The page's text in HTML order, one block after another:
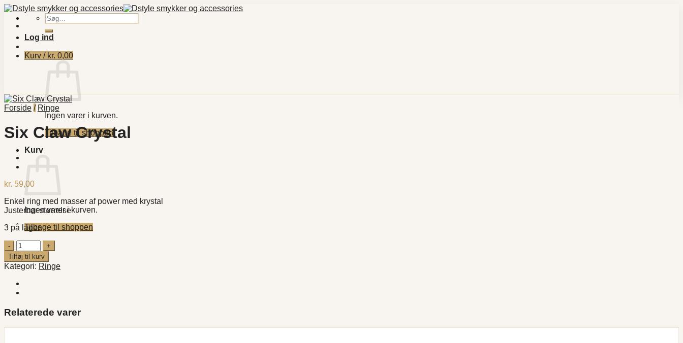
Fortsæt
indhold
Søg
efter:
Log ind
Kurv / kr. 0,00
Ingen varer i kurven.
Tilbage til shoppen
Kurv
Ingen varer i kurven.
Tilbage til shoppen
Forside / Ringe
Six Claw Crystal
kr. 59,00
Enkel ring med masser af power med krystal
Justerbar størrelse
3 på lager
Six
Claw
Crystal
antal
Tilføj til kurv
Kategori: Ringe
Relaterede varer